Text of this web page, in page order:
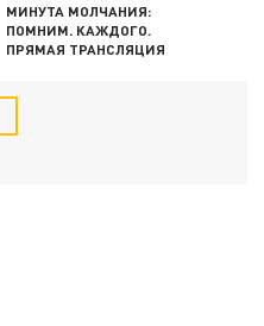
МИНУТА МОЛЧАНИЯ:
ПОМНИМ. КАЖДОГО.
ПРЯМАЯ ТРАНСЛЯЦИЯ